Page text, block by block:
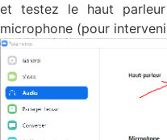
et testez le haut
microphone (pour